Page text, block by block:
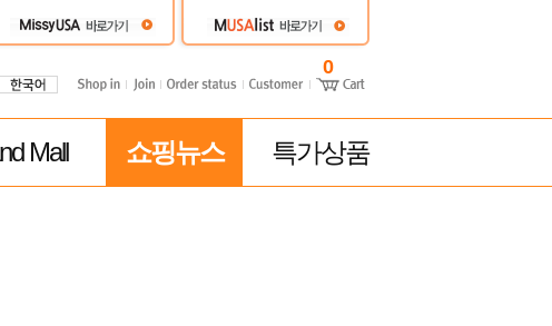
0
Mall 쇼핑뉴스 특가상품